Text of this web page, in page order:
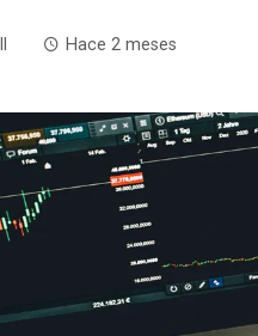
Hace 2 meses